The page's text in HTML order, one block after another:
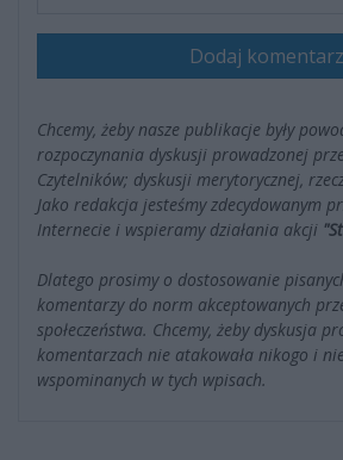
Dodaj komentarz
Chcemy, żeby nasze publikacje były
rozpoczynania dyskusji prowadzonej
Czytelników; dyskusji merytorycznej,
Jako redakcja jesteśmy zdecydowanym
Internecie i wspieramy działania akcji
Dlatego prosimy o dostosowanie
komentarzy do norm akceptowanych
społeczeństwa. Chcemy, żeby dyskusja
komentarzach nie atakowała nikogo i
wspominanych w tych wpisach.